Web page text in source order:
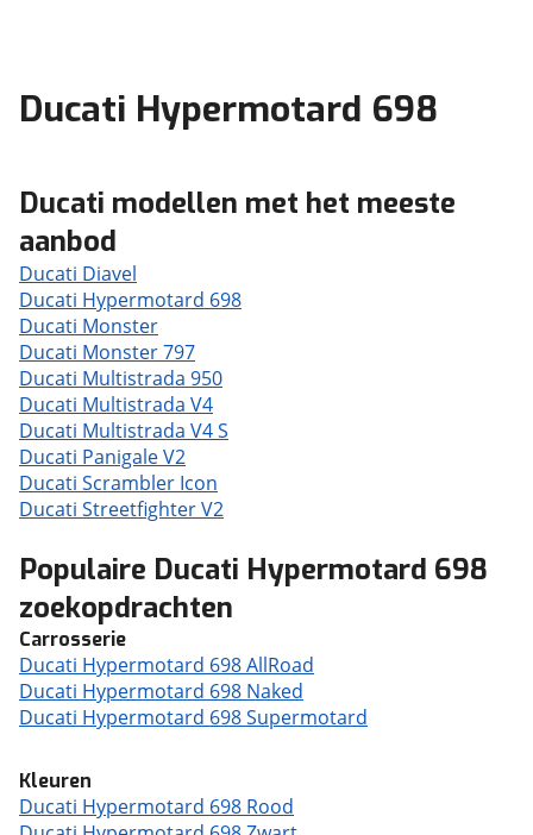
Ducati Hypermotard 698
Ducati modellen met het meeste
aanbod
Ducati Diavel
Ducati Hypermotard 698
Ducati Monster
Ducati Monster 797
Ducati Multistrada 950
Ducati Multistrada V4
Ducati Multistrada V4 S
Ducati Panigale V2
Ducati Scrambler Icon
Ducati Streetfighter V2
Populaire Ducati Hypermotard 698
zoekopdrachten
Carrosserie
Ducati Hypermotard 698 AllRoad
Ducati Hypermotard 698 Naked
Ducati Hypermotard 698 Supermotard
Kleuren
Ducati Hypermotard 698 Rood